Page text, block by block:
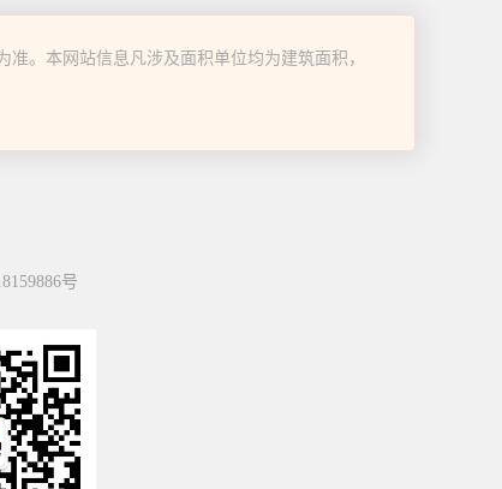
。本网站信息凡涉及面积单位均为建筑面积，
号